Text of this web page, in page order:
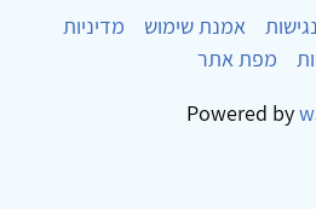
אמנת שימוש
מדיניות
מפת אתר
Powered by